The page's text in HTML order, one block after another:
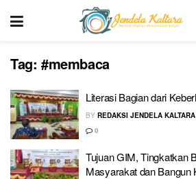
Tag: #membaca
Literasi Bagian dari
BY REDAKSI JENDELA KALTARA
0
Tujuan GIM, Tingkatkan
Masyarakat dan Bangun